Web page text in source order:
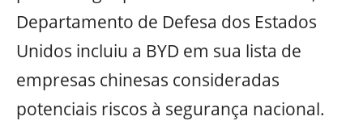
Departamento de Defesa dos Estados
Unidos incluiu a BYD em sua lista de
empresas chinesas consideradas
potenciais riscos à segurança nacional.